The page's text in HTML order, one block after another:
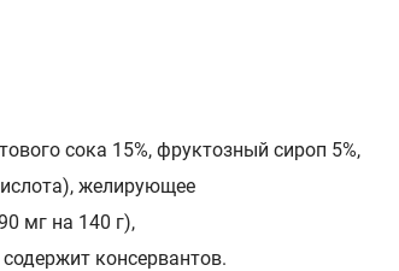
сока 15%, фруктозный сироп 5%,
желирующее
мг на 140 г),
консервантов.